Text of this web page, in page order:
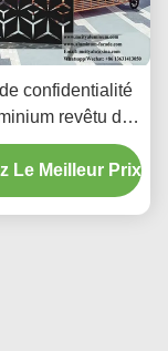
confidentialité
revêtu de
avec motif de
laser en couleur
et
Le Meilleur Prix